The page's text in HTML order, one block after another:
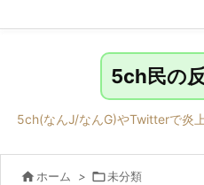
5ch民の
5ch(なんJ/なんG)やTwitterで炎
 ホーム > 未分類